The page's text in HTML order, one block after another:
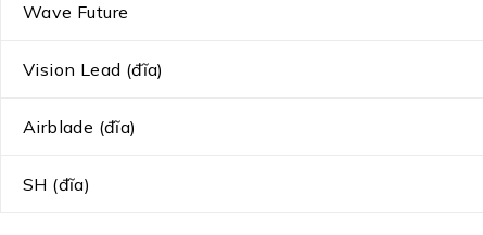
Wave Future
Vision Lead (đĩa)
Airblade (đĩa)
SH (đĩa)